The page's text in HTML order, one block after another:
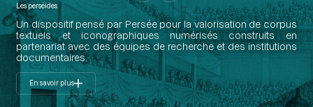
Les perséides
Un dispositif pensé par Persée pour la valorisation de corpus
textuels et iconographiques numérisés construits en
partenariat avec des équipes de recherche et des institutions
documentaires.
En savoir plus